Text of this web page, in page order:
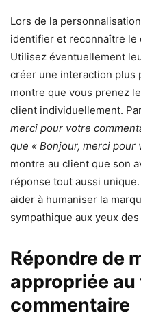
Lors de la
identifier et reconnaître le
Utilisez éventuellement
créer une interaction plus
montre que vous prenez
client individuellement.
merci pour votre
que « Bonjour, merci pour
montre au client que son
réponse tout aussi
aider à humaniser la
sympathique aux yeux
Répondre de
appropriée au
commentaire